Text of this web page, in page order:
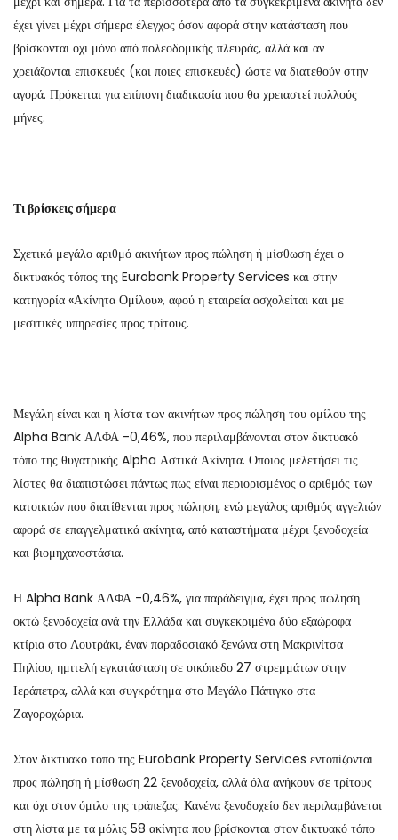
έχει γίνει μέχρι σήμερα έλεγχος όσον αφορά στην κατάσταση που
βρίσκονται όχι μόνο από πολεοδομικής πλευράς, αλλά και αν
χρειάζονται επισκευές (και ποιες επισκευές) ώστε να διατεθούν στην
αγορά. Πρόκειται για επίπονη διαδικασία που θα χρειαστεί πολλούς
μήνες.
Τι βρίσκεις σήμερα
Σχετικά μεγάλο αριθμό ακινήτων προς πώληση ή μίσθωση έχει ο
δικτυακός τόπος της Eurobank Property Services και στην
κατηγορία «Ακίνητα Ομίλου», αφού η εταιρεία ασχολείται και με
μεσιτικές υπηρεσίες προς τρίτους.
Μεγάλη είναι και η λίστα των ακινήτων προς πώληση του ομίλου της
Alpha Bank ΑΛΦΑ -0,46%, που περιλαμβάνονται στον δικτυακό
τόπο της θυγατρικής Alpha Αστικά Ακίνητα. Οποιος μελετήσει τις
λίστες θα διαπιστώσει πάντως πως είναι περιορισμένος ο αριθμός των
κατοικιών που διατίθενται προς πώληση, ενώ μεγάλος αριθμός αγγελιών
αφορά σε επαγγελματικά ακίνητα, από καταστήματα μέχρι ξενοδοχεία
και βιομηχανοστάσια.
Η Alpha Bank ΑΛΦΑ -0,46%, για παράδειγμα, έχει προς πώληση
οκτώ ξενοδοχεία ανά την Ελλάδα και συγκεκριμένα δύο εξαώροφα
κτίρια στο Λουτράκι, έναν παραδοσιακό ξενώνα στη Μακρινίτσα
Πηλίου, ημιτελή εγκατάσταση σε οικόπεδο 27 στρεμμάτων στην
Ιεράπετρα, αλλά και συγκρότημα στο Μεγάλο Πάπιγκο στα
Ζαγοροχώρια.
Στον δικτυακό τόπο της Eurobank Property Services εντοπίζονται
προς πώληση ή μίσθωση 22 ξενοδοχεία, αλλά όλα ανήκουν σε τρίτους
και όχι στον όμιλο της τράπεζας. Κανένα ξενοδοχείο δεν περιλαμβάνεται
στη λίστα με τα μόλις 58 ακίνητα που βρίσκονται στον δικτυακό τόπο